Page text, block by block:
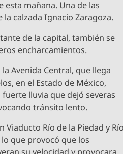
esta mañana. Una de las
la calzada Ignacio Zaragoza.
de la capital, también se
encharcamientos.
Avenida Central, que llega
en el Estado de México,
lluvia que dejó severas
tránsito lento.
Viaducto Río de la Piedad y
que provocó que los